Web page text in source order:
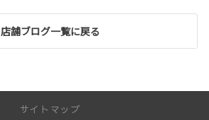
店舗ブログ一覧に戻る
サイトマップ